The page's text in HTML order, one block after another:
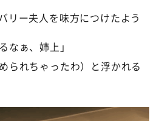
リー夫人を味方につけたよう
なぁ、姉上」
られちゃったわ）と浮かれる